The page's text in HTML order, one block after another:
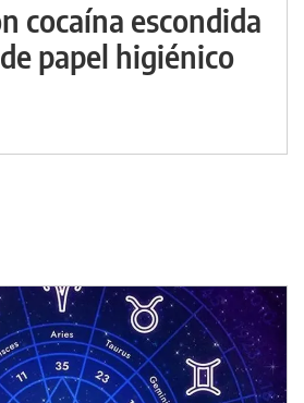
cocaína escondida
papel higiénico